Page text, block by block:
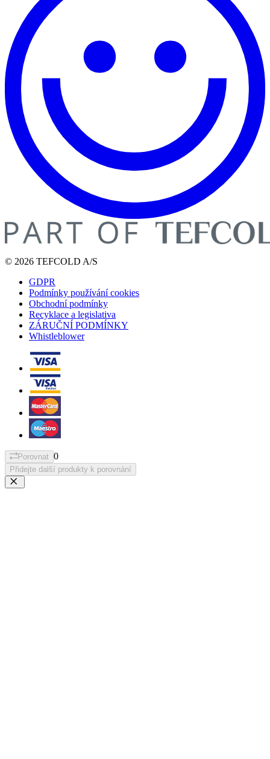
© 2026 TEFCOLD A/S
GDPR
Podmínky používání cookies
Obchodní podmínky
Recyklace a legislativa
ZÁRUČNÍ PODMÍNKY
Whistleblower
Porovnat 0
Přidejte další produkty k porovnání